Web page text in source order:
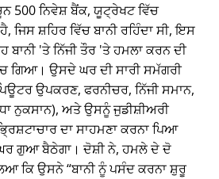
500 ਨਿਵੇਸ਼ ਬੈਂਕ, ਯੂਟ੍ਰੇਖਟ ਵਿੱਚ
ਸ਼ਹਿਰ ਵਿੱਚ ਬਾਨੀ ਰਹਿੰਦਾ ਸੀ, ਇਸ
'ਤੇ ਨਿੱਜੀ ਤੌਰ 'ਤੇ ਹਮਲਾ ਕਰਨ ਦੀ
ਗਿਆ। ਉਸਦੇ ਘਰ ਦੀ ਸਾਰੀ ਸਮੱਗਰੀ
ਉਪਕਰਣ, ਫਰਨੀਚਰ, ਨਿੱਜੀ ਸਮਾਨ,
ਨੁਕਸਾਨ), ਅਤੇ ਉਸਨੂੰ ਜੁਡੀਸ਼ੀਅਰੀ
ਦਾ ਸਾਹਮਣਾ ਕਰਨਾ ਪਿਆ
ਗੁਆ ਬੈਠੇਗਾ। ਦੋਸ਼ੀ ਨੇ, ਹਮਲੇ ਦੇ ਦੋ
ਕਿ ਉਸਨੇ ਬਾਨੀ ਨੂੰ ਪਸੰਦ ਕਰਨਾ ਸ਼ੁਰੂ